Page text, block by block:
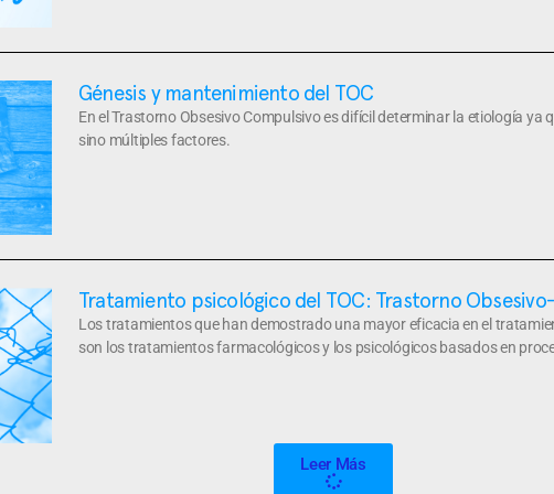
Génesis y mantenimiento del TOC
En el Trastorno Obsesivo Compulsivo es difícil determinar la etiología ya
sino múltiples factores.
Tratamiento psicológico del TOC: Trastorno
Los tratamientos que han demostrado una mayor eficacia en el
son los tratamientos farmacológicos y los psicológicos basados en
Leer Más